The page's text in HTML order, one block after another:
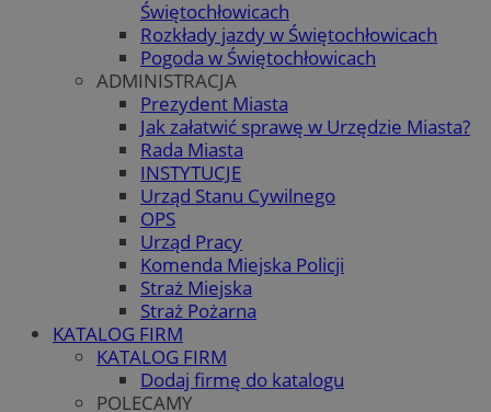
Świętochłowicach
Rozkłady jazdy w Świętochłowicach
Pogoda w Świętochłowicach
ADMINISTRACJA
Prezydent Miasta
Jak załatwić sprawę w Urzędzie Miasta?
Rada Miasta
INSTYTUCJE
Urząd Stanu Cywilnego
OPS
Urząd Pracy
Komenda Miejska Policji
Straż Miejska
Straż Pożarna
KATALOG FIRM
KATALOG FIRM
Dodaj firmę do katalogu
POLECAMY